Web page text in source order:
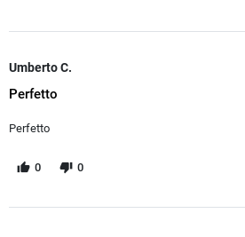
Umberto C.
Perfetto
Perfetto
0 0